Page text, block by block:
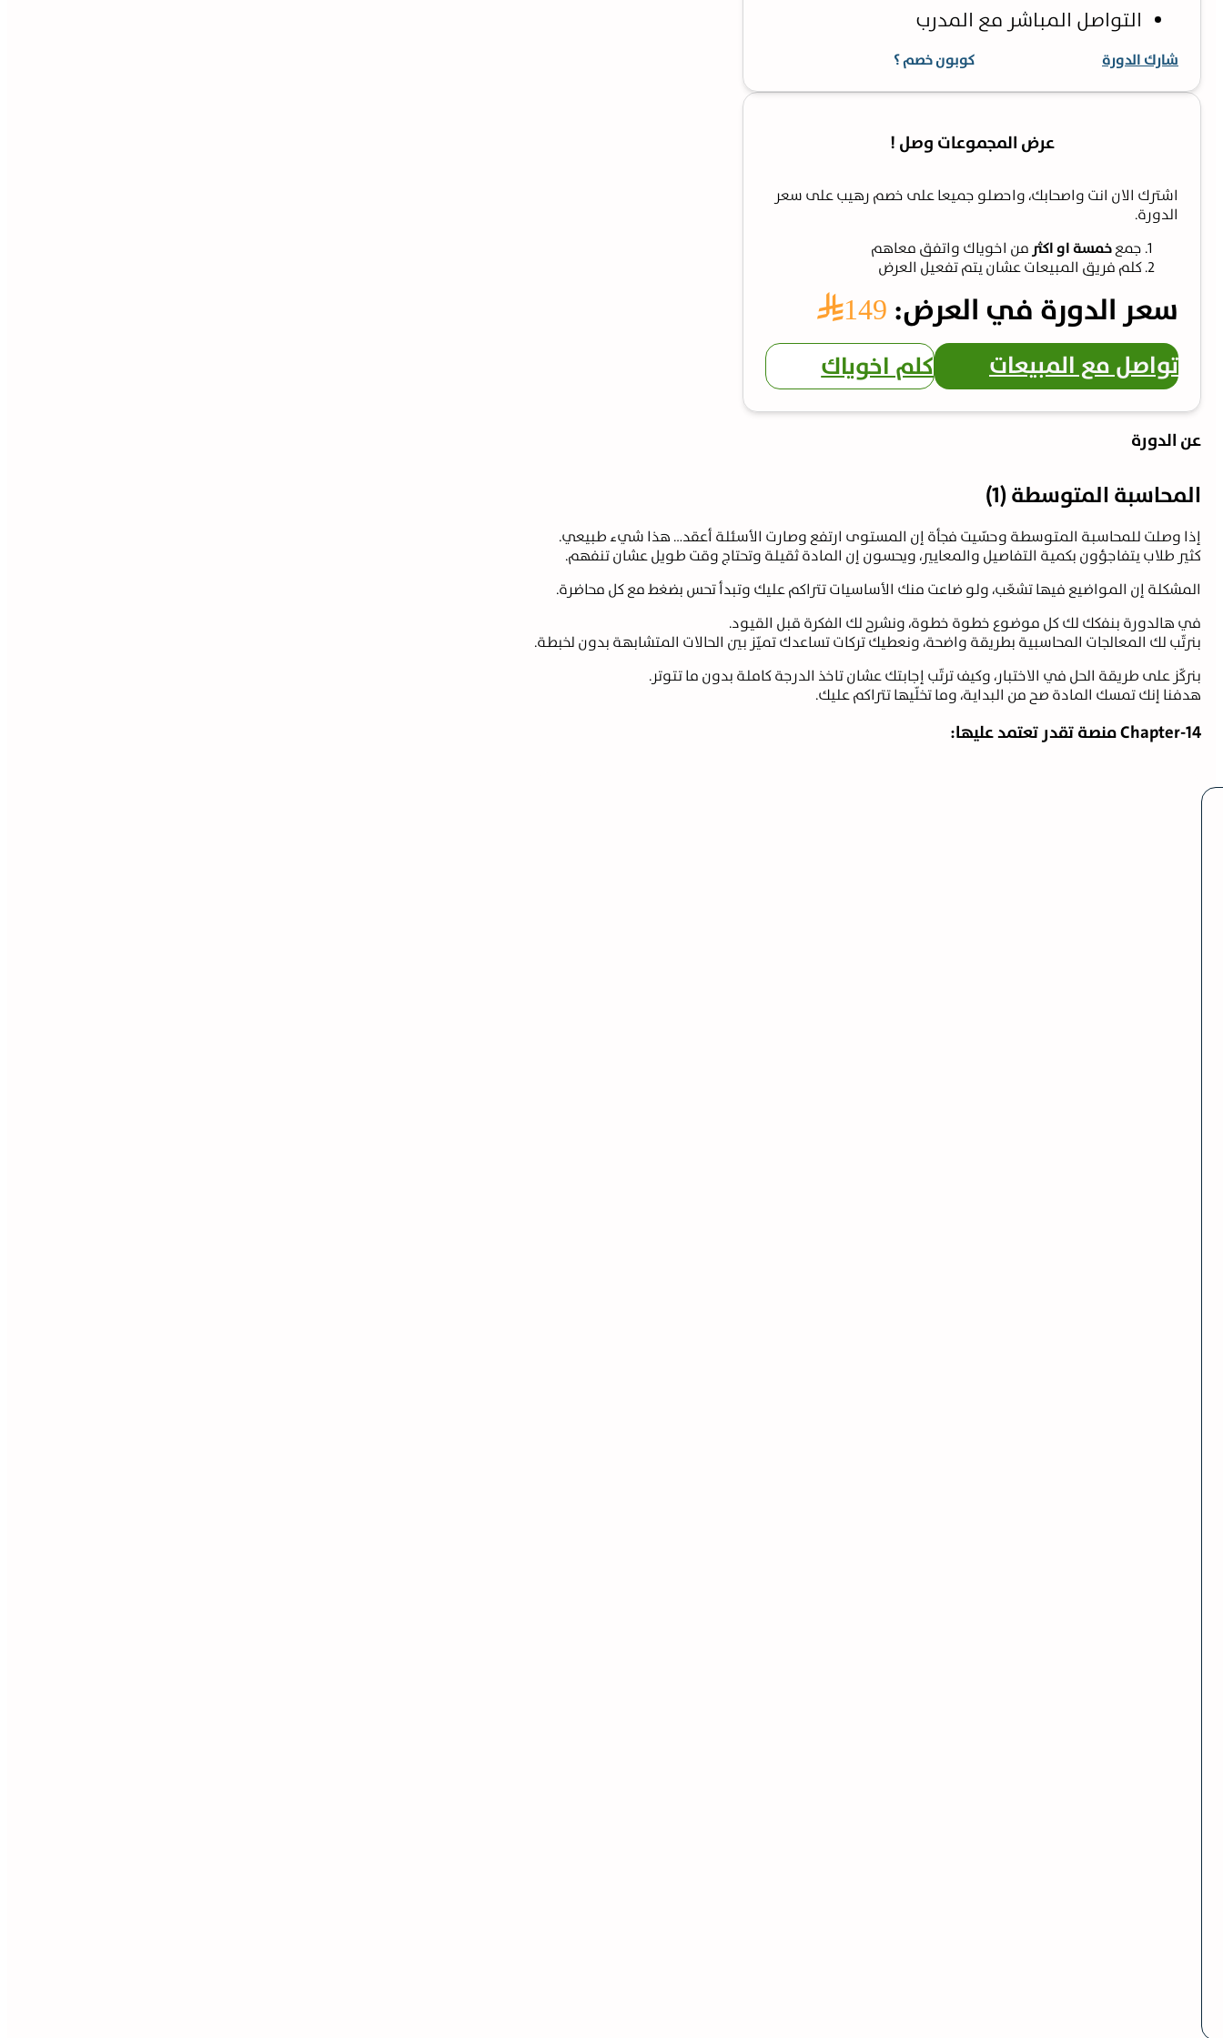
التواصل المباشر مع المدرب
شارك الدورة كوبون خصم ؟
عرض المجموعات وصل !
اشترك الان انت واصحابك، واحصلو جميعا على خصم رهيب على سعر
الدورة.
جمعخمسة او اكثر من اخوياك واتفق معاهم
كلم فريق المبيعات عشان يتم تفعيل العرض
سعر الدورة في العرض: 149⃁
تواصل مع المبيعات كلم اخوياك
عن الدورة
المحاسبة المتوسطة (1)
إذا وصلت للمحاسبة المتوسطة وحسّيت فجأة إن المستوى ارتفع وصارت الأسئلة أعقد… هذا شيء طبيعي.
كثير طلاب يتفاجؤون بكمية التفاصيل والمعايير، ويحسون إن المادة ثقيلة وتحتاج وقت طويل عشان تنفهم.
المشكلة إن المواضيع فيها تشعّب، ولو ضاعت منك الأساسيات تتراكم عليك وتبدأ تحس بضغط مع كل محاضرة.
في هالدورة بنفكك لك كل موضوع خطوة خطوة، ونشرح لك الفكرة قبل القيود.
بنرتّب لك المعالجات المحاسبية بطريقة واضحة، ونعطيك تركات تساعدك تميّز بين الحالات المتشابهة بدون لخبطة.
بنركّز على طريقة الحل في الاختبار، وكيف ترتّب إجابتك عشان تاخذ الدرجة كاملة بدون ما تتوتر.
هدفنا إنك تمسك المادة صح من البداية، وما تخلّيها تتراكم عليك.
Chapter-14 منصة تقدر تعتمد عليها: